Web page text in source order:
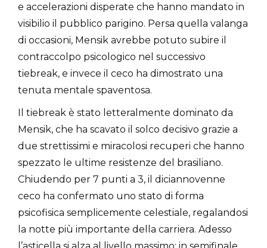
e accelerazioni disperate che hanno mandato in
visibilio il pubblico parigino. Persa quella valanga
di occasioni, Mensik avrebbe potuto subire il
contraccolpo psicologico nel successivo
tiebreak, e invece il ceco ha dimostrato una
tenuta mentale spaventosa.
Il tiebreak è stato letteralmente dominato da
Mensik, che ha scavato il solco decisivo grazie a
due strettissimi e miracolosi recuperi che hanno
spezzato le ultime resistenze del brasiliano.
Chiudendo per 7 punti a 3, il diciannovenne
ceco ha confermato uno stato di forma
psicofisica semplicemente celestiale, regalandosi
la notte più importante della carriera. Adesso